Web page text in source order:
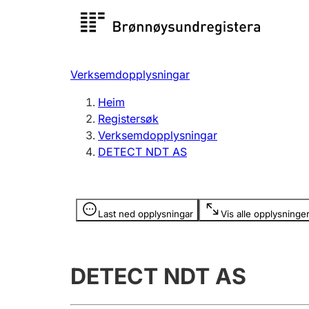
Registersøk
Registrere, endre, slette
Verksemdopplysningar
Heim
Registersøk
Verksemdopplysningar
DETECT NDT AS
Last ned opplysningar Vis alle opplysninger
Opplysninger er skjult
DETECT NDT AS